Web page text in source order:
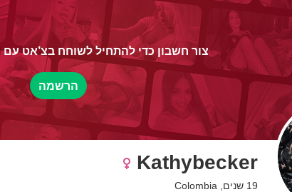
צור חשבון כדי להתחיל לשוחח בצ’אט עם
הרשמה
Kathybecker
19 שנים, Colombia